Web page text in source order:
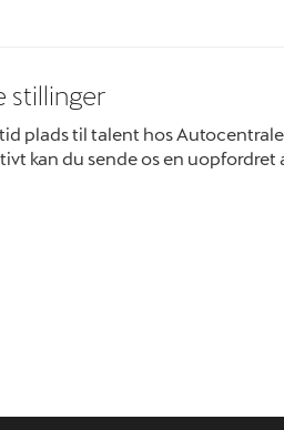
stillinger
plads til talent hos
kan du sende os en uopfordret